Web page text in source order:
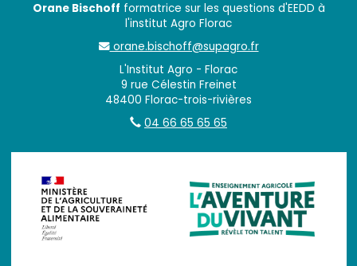
Orane Bischoff formatrice sur les questions d'EEDD à
l'institut Agro Florac
orane.bischoff@supagro.fr
L'Institut Agro - Florac
9 rue Célestin Freinet
48400 Florac-trois-rivières
04 66 65 65 65